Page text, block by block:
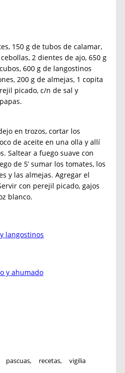
150 g de tubos de calamar,
2 dientes de ajo, 650 g
600 g de langostinos
200 g de almejas, 1 copita
picado, c/n de sal y
en trozos, cortar los
de aceite en una olla y allí
Saltear a fuego suave con
de 5’ sumar los tomates, los
y las almejas. Agregar el
con perejil picado, gajos
blanco.
langostinos
y ahumado
pascuas, recetas, vigilia